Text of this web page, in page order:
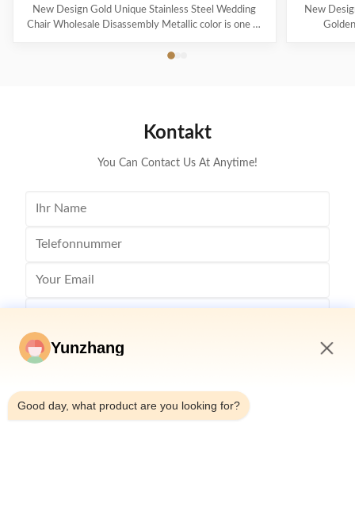
New Design Gold Unique Stainless Steel Wedding
Chair Wholesale Disassembly Metallic color is one of
nowadays, also be the color that can improve
New
Kontakt
You Can Contact Us At Anytime!
Yunzhang
Good day, what product are you looking for?